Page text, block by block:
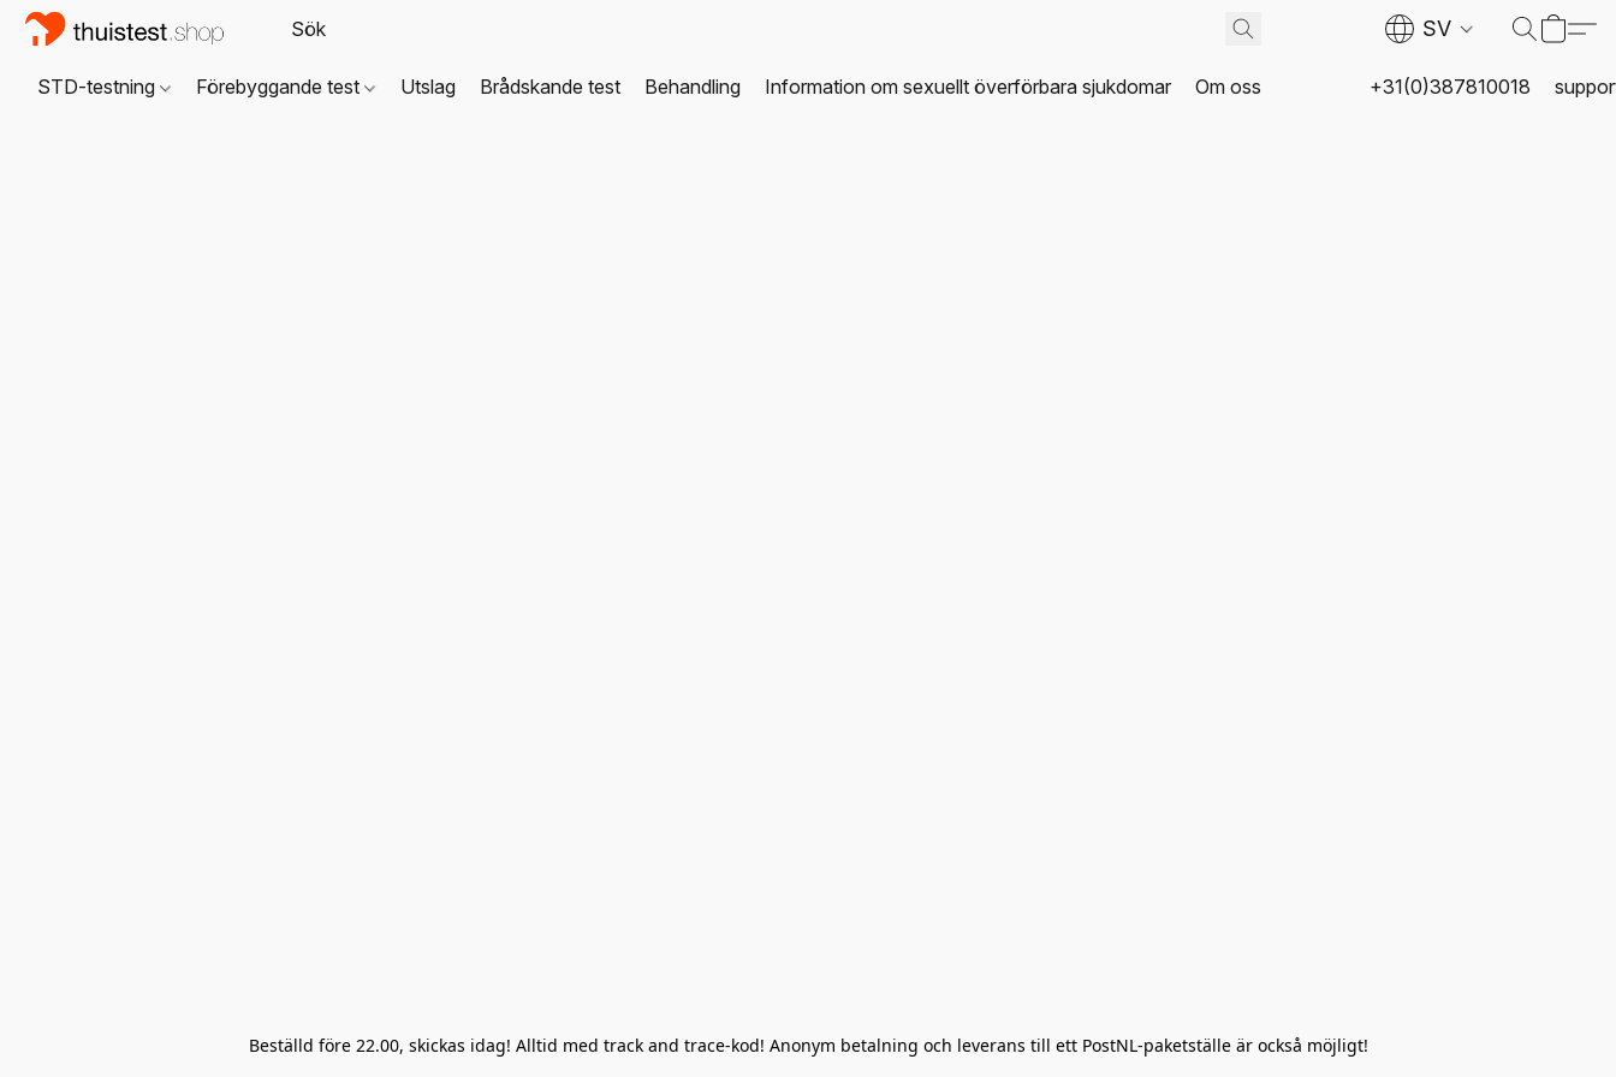
SV
STD-testning Förebyggande test Utslag Brådskande test Behandling Information om sexuellt överförbara sjukdomar Om oss +31(0)387810018
Beställd före 22.00, skickas idag! Alltid med track and trace-kod! Anonym betalning och leverans till ett PostNL-paketställe är också möjligt!